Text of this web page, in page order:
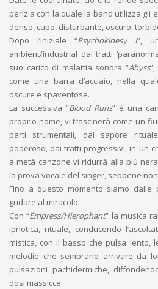
perizia con la quale la band utilizza gli
denso, cupo, disturbante, oscuro,
Dopo l’iniziale “Psychokinesy I”,
ambient/industrial dai tratti
suo carico di malattia sonora “Abyss
come una barra d’acciaio, nella
oscure e spaventose.
La successiva “Blood Runs” è una
proprio nome, vi trascinerà come un
parti strumentali, dal sapore
poderoso, dai tratti progressivi, in un
a metà canzone vi ridurrà alla più
la prova vocale del singer, sebbene
Fino a questo momento siamo
gridare al miracolo.
Con “Empress/Hierophant” la musica
ipnotica, rituale, conducendo
mistica, con il basso che pulsa lento,
melodie che sembrano arrivare da
pulsazioni pachidermiche,
dosi massicce.